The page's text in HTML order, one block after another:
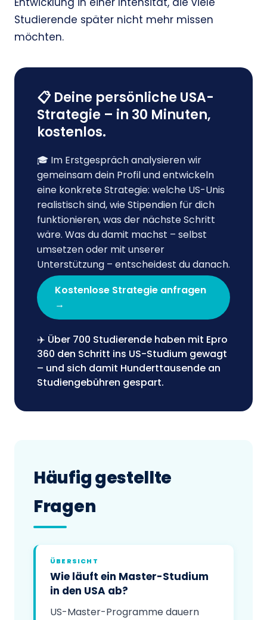
Studierende später nicht mehr missen
möchten.
📋 Deine persönliche USA-
Strategie – in 30 Minuten,
kostenlos.
🎓 Im Erstgespräch analysieren wir
gemeinsam dein Profil und entwickeln
eine konkrete Strategie: welche US-Unis
realistisch sind, wie Stipendien für dich
funktionieren, was der nächste Schritt
wäre. Was du damit machst – selbst
umsetzen oder mit unserer
Unterstützung – entscheidest du danach.
Kostenlose Strategie anfragen
→
✈️ Über 700 Studierende haben mit Epro
360 den Schritt ins US-Studium gewagt
– und sich damit Hunderttausende an
Studiengebühren gespart.
Häufig gestellte
Fragen
ÜBERSICHT
Wie läuft ein Master-Studium
in den USA ab?
US-Master-Programme dauern